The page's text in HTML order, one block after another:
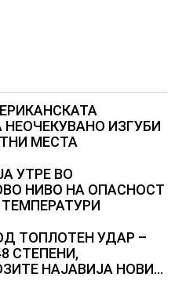
ИЗГУБИ
МЕСТА
УТРЕ ВО
НИВО НА ОПАСНОСТ
ТОПЛОТЕН УДАР –
СТЕПЕНИ,
НАЈАВИЈА НОВИ